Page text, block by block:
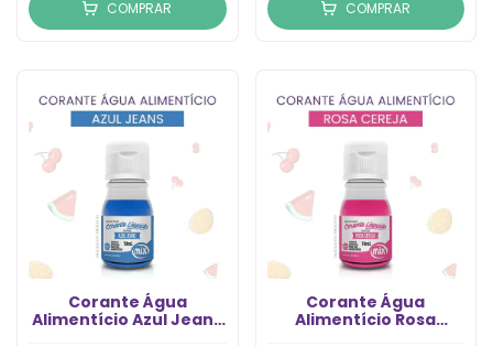
COMPRAR COMPRAR
Corante Água
Alimentício Azul Jeans
Corante Água
Alimentício Rosa